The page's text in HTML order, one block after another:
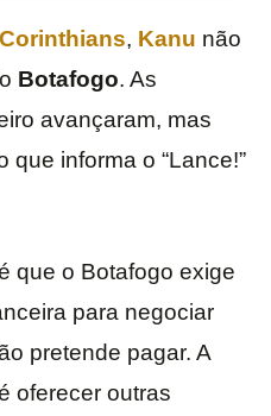
Corinthians, Kanu não
Botafogo. As
avançaram, mas
que informa o “Lance!”
que o Botafogo exige
para negociar
pretende pagar. A
oferecer outras